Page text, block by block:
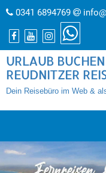
0341 6894769
URLAUB
REUDNITZER
Dein Reisebüro im Web &